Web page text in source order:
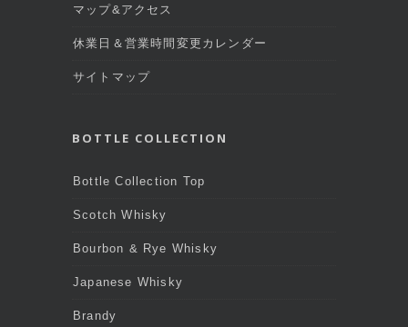
マップ&アクセス
休業日＆営業時間変更カレンダー
サイトマップ
BOTTLE COLLECTION
Bottle Collection Top
Scotch Whisky
Bourbon & Rye Whisky
Japanese Whisky
Brandy